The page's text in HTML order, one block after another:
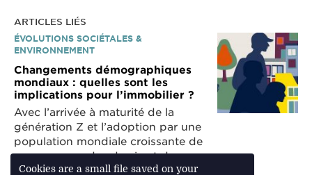
Cookies are a small file saved on your
ARTICLES LIÉS
ÉVOLUTIONS SOCIÉTALES &
ENVIRONNEMENT
Changements démographiques
mondiaux : quelles sont les
implications pour l’immobilier ?
Avec l’arrivée à maturité de la
génération Z et l’adoption par une
population mondiale croissante de
nouveaux modes de vie et de
travail, la demande immobilière